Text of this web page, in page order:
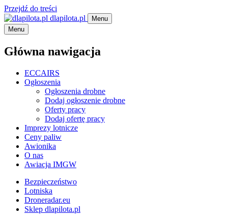
Przejdź do treści
dlapilota.pl
Menu
Menu
Główna nawigacja
ECCAIRS
Ogłoszenia
Ogłoszenia drobne
Dodaj ogłoszenie drobne
Oferty pracy
Dodaj ofertę pracy
Imprezy lotnicze
Ceny paliw
Awionika
O nas
Awiacja IMGW
Bezpieczeństwo
Lotniska
Droneradar.eu
Sklep dlapilota.pl